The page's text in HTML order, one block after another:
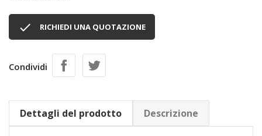
 RICHIEDI UNA QUOTAZIONE
Condividi
Dettagli del prodotto Descrizione